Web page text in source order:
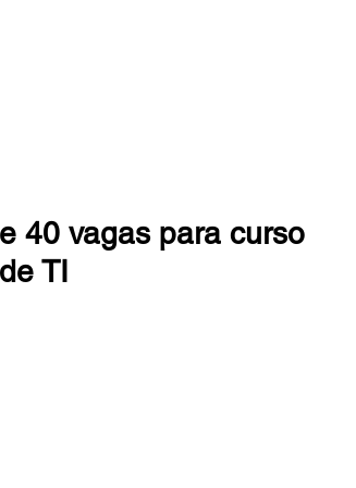
40 vagas para curso
TI